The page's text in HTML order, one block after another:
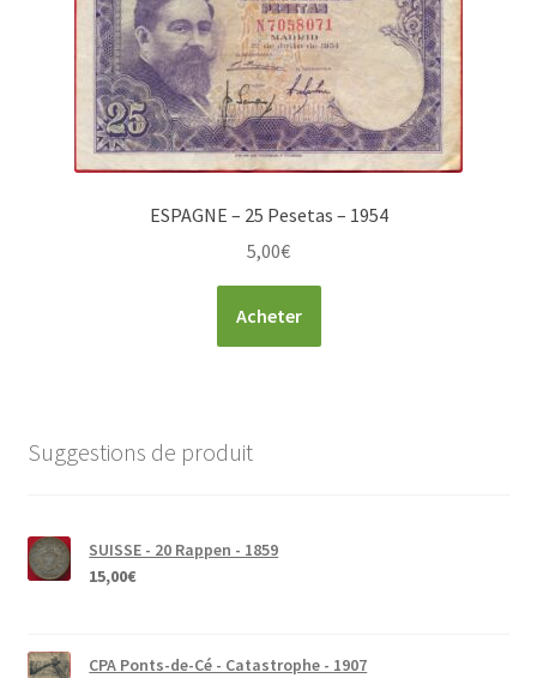
ESPAGNE – 25 Pesetas – 1954
5,00€
Acheter
Suggestions de produit
SUISSE - 20 Rappen - 1859
15,00€
CPA Ponts-de-Cé - Catastrophe - 1907